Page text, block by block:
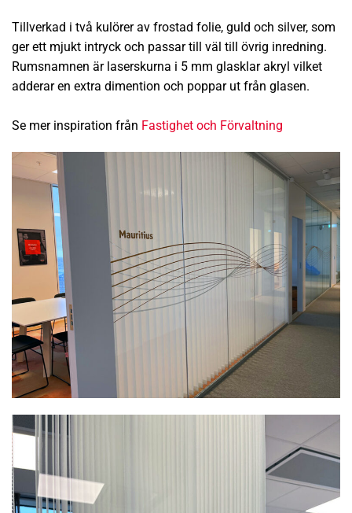
Tillverkad i två kulörer av frostad folie, guld och silver, som
ger ett mjukt intryck och passar till väl till övrig inredning.
Rumsnamnen är laserskurna i 5 mm glasklar akryl vilket
adderar en extra dimention och poppar ut från glasen.
Se mer inspiration från Fastighet och Förvaltning